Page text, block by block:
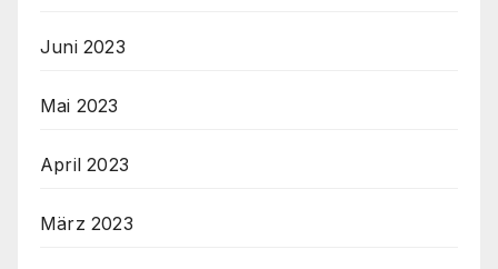
Juni 2023
Mai 2023
April 2023
März 2023